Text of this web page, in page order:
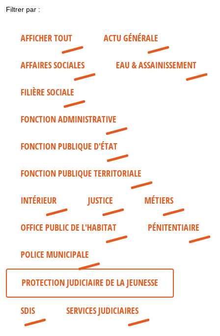
Filtrer par :
AFFICHER TOUT ACTU GÉNÉRALE
AFFAIRES SOCIALES EAU & ASSAINISSEMENT
FILIÈRE SOCIALE
FONCTION ADMINISTRATIVE
FONCTION PUBLIQUE D'ÉTAT
FONCTION PUBLIQUE TERRITORIALE
INTÉRIEUR JUSTICE MÉTIERS
OFFICE PUBLIC DE L'HABITAT PÉNITENTIAIRE
POLICE MUNICIPALE
PROTECTION JUDICIAIRE DE LA JEUNESSE
SDIS SERVICES JUDICIAIRES